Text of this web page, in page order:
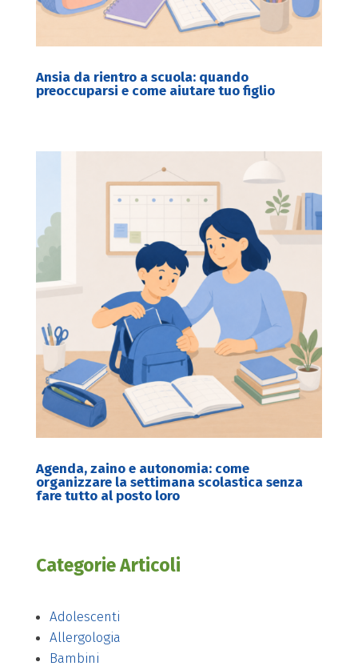
Ansia da rientro a scuola: quando
preoccuparsi e come aiutare tuo figlio
Agenda, zaino e autonomia: come
organizzare la settimana scolastica senza
fare tutto al posto loro
Categorie Articoli
Adolescenti
Allergologia
Bambini